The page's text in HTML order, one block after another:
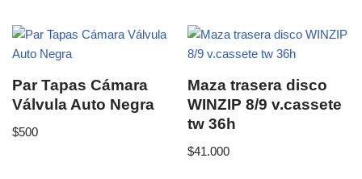
Par Tapas Cámara
Válvula Auto Negra
$500
Maza trasera disco
WINZIP 8/9 v.cassete
tw 36h
$41.000